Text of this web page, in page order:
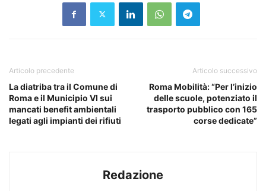
Articolo precedente
La diatriba tra il Comune di
Roma e il Municipio VI sui
mancati benefit ambientali
legati agli impianti dei rifiuti
Articolo successivo
Roma Mobilità: “Per l’inizio
delle scuole, potenziato il
trasporto pubblico con 165
corse dedicate”
Redazione